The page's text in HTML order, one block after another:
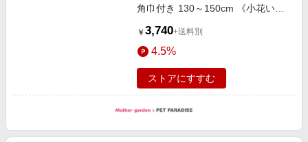
角巾付き 130～150cm 《小花いち
￥ 3,740+送料別
4.5%
ストアにすすむ